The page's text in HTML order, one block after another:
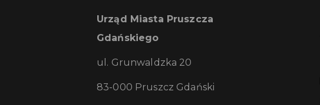
Urząd Miasta Pruszcza
Gdańskiego
ul. Grunwaldzka 20
83-000 Pruszcz Gdański